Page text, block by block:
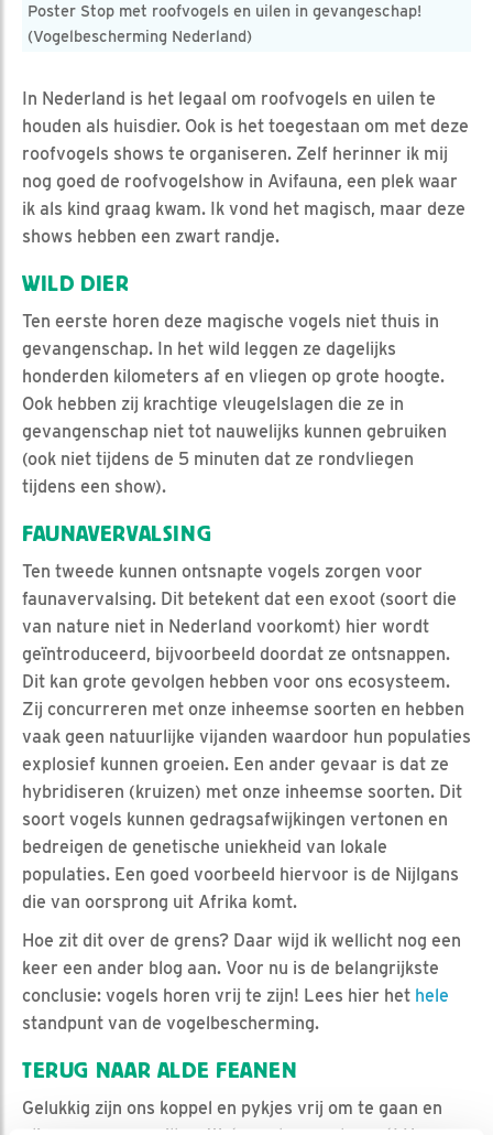
Poster Stop met roofvogels en uilen in gevangeschap!
(Vogelbescherming Nederland)
In Nederland is het legaal om roofvogels en uilen te
houden als huisdier. Ook is het toegestaan om met deze
roofvogels shows te organiseren. Zelf herinner ik mij
nog goed de roofvogelshow in Avifauna, een plek waar
ik als kind graag kwam. Ik vond het magisch, maar deze
shows hebben een zwart randje.
WILD DIER
Ten eerste horen deze magische vogels niet thuis in
gevangenschap. In het wild leggen ze dagelijks
honderden kilometers af en vliegen op grote hoogte.
Ook hebben zij krachtige vleugelslagen die ze in
gevangenschap niet tot nauwelijks kunnen gebruiken
(ook niet tijdens de 5 minuten dat ze rondvliegen
tijdens een show).
FAUNAVERVALSING
Ten tweede kunnen ontsnapte vogels zorgen voor
faunavervalsing. Dit betekent dat een exoot (soort die
van nature niet in Nederland voorkomt) hier wordt
geïntroduceerd, bijvoorbeeld doordat ze ontsnappen.
Dit kan grote gevolgen hebben voor ons ecosysteem.
Zij concurreren met onze inheemse soorten en hebben
vaak geen natuurlijke vijanden waardoor hun populaties
explosief kunnen groeien. Een ander gevaar is dat ze
hybridiseren (kruizen) met onze inheemse soorten. Dit
soort vogels kunnen gedragsafwijkingen vertonen en
bedreigen de genetische uniekheid van lokale
populaties. Een goed voorbeeld hiervoor is de Nijlgans
die van oorsprong uit Afrika komt.
Hoe zit dit over de grens? Daar wijd ik wellicht nog een
keer een ander blog aan. Voor nu is de belangrijkste
conclusie: vogels horen vrij te zijn! Lees hier het hele
standpunt van de vogelbescherming.
TERUG NAAR ALDE FEANEN
Gelukkig zijn ons koppel en pykjes vrij om te gaan en